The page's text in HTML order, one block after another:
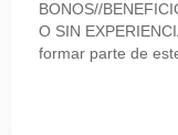
BONOS//
O SIN
formar parte de